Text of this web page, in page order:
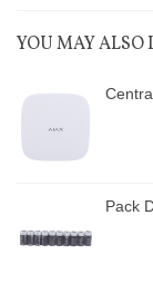
YOU MAY ALSO
Pack